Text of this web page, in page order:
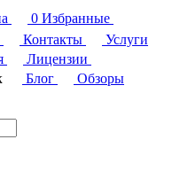
0 Избранные
Контакты
Услуги
Лицензии
Блог
Обзоры